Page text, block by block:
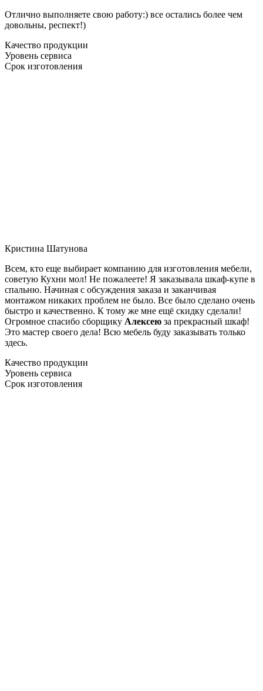
Отлично выполняете свою работу:) все остались более чем
довольны, респект!)
Качество продукции
Уровень сервиса
Срок изготовления
Кристина Шатунова
Всем, кто еще выбирает компанию для изготовления мебели,
советую Кухни мол! Не пожалеете! Я заказывала шкаф-купе в
спальню. Начиная с обсуждения заказа и заканчивая
монтажом никаких проблем не было. Все было сделано очень
быстро и качественно. К тому же мне ещё скидку сделали!
Огромное спасибо сборщику Алексею за прекрасный шкаф!
Это мастер своего дела! Всю мебель буду заказывать только
здесь.
Качество продукции
Уровень сервиса
Срок изготовления